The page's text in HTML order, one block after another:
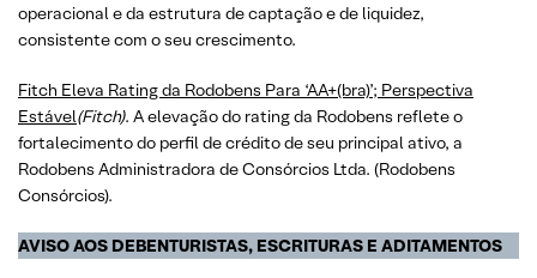
operacional e da estrutura de captação e de liquidez,
consistente com o seu crescimento.
Fitch Eleva Rating da Rodobens Para ‘AA+(bra)’; Perspectiva
Estável(Fitch). A elevação do rating da Rodobens reflete o
fortalecimento do perfil de crédito de seu principal ativo, a
Rodobens Administradora de Consórcios Ltda. (Rodobens
Consórcios).
AVISO AOS DEBENTURISTAS, ESCRITURAS E ADITAMENTOS